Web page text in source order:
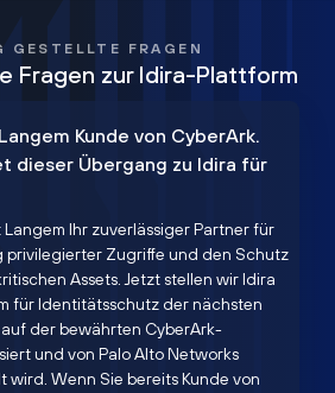
GESTELLTE FRAGEN
Fragen zur Idira-Plattform
Kunde von CyberArk.
dieser Übergang zu Idira für
Langem Ihr zuverlässiger Partner für
privilegierter Zugriffe und den Schutz
Assets. Jetzt stellen wir Idira
für Identitätsschutz der nächsten
der bewährten CyberArk-
und von Palo Alto Networks
Wenn Sie bereits Kunde von